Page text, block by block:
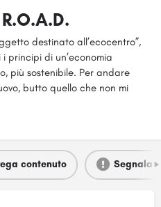
destinato all’ecocentro”,
principi di un’economia
più sostenibile. Per andare
butto quello che non mi
contenuto Segnala